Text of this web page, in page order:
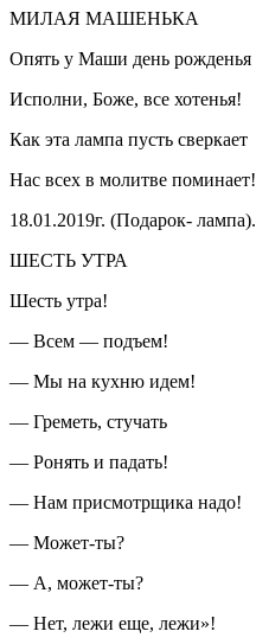
МИЛАЯ МАШЕНЬКА
Опять у Маши день рожденья
Исполни, Боже, все хотенья!
Как эта лампа пусть сверкает
Нас всех в молитве поминает!
18.01.2019г. (Подарок- лампа).
ШЕСТЬ УТРА
Шесть утра!
— Всем — подъем!
— Мы на кухню идем!
— Греметь, стучать
— Ронять и падать!
— Нам присмотрщика надо!
— Может-ты?
— А, может-ты?
— Нет, лежи еще, лежи»!